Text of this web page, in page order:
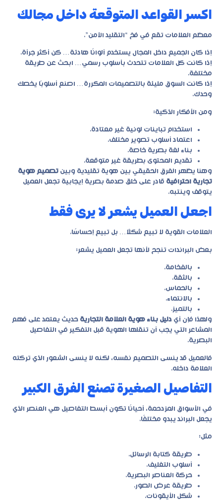
اكسر القواعد المتوقعة داخل مجالك
معظم العلامات تقع في فخ “التقليد الآمن”.
إذا كان الجميع داخل المجال يستخدم ألوانًا هادئة… كن أكثر جرأة.
إذا كانت كل العلامات تتحدث بأسلوب رسمي… ابحث عن طريقة
مختلفة.
إذا كانت السوق مليئة بالتصميمات المكررة… اصنع أسلوبًا يخصك
وحدك.
ومن الأفكار الذكية:
استخدام تباينات لونية غير معتادة.
اعتماد أسلوب تصوير مختلف.
بناء لغة بصرية خاصة.
تقديم المحتوى بطريقة غير متوقعة.
وهنا يظهر الفرق الحقيقي بين هوية تقليدية وبين تصميم هوية
تجارية احترافية قادر على خلق صدمة بصرية إيجابية تجعل العميل
يتوقف وينتبه.
اجعل العميل يشعر لا يرى فقط
العلامات القوية لا تبيع شكلًا… بل تبيع إحساسًا.
بعض البراندات تنجح لأنها تجعل العميل يشعر:
بالفخامة.
بالثقة.
بالحماس.
بالانتماء.
بالتميز.
ولهذا فإن أي دليل بناء هوية العلامة التجارية حديث يعتمد على فهم
المشاعر التي يجب أن تنقلها الهوية قبل التفكير في التفاصيل
البصرية.
فالعميل قد ينسى التصميم نفسه، لكنه لا ينسى الشعور الذي تركته
العلامة داخله.
التفاصيل الصغيرة تصنع الفرق الكبير
في الأسواق المزدحمة، أحيانًا تكون أبسط التفاصيل هي العنصر الذي
يجعل البراند يبدو مختلفًا.
مثل:
طريقة كتابة الرسائل.
أسلوب التغليف.
حركة العناصر البصرية.
طريقة عرض الصور.
شكل الأيقونات.